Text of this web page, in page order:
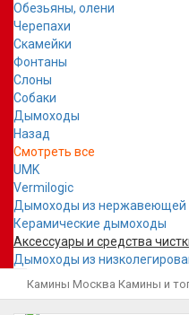
Обезьяны, олени
Черепахи
Скамейки
Фонтаны
Слоны
Собаки
Дымоходы
Назад
Смотреть все
UMK
Vermilogic
Дымоходы из нержавеющей
Керамические дымоходы
Аксессуары и средства
Дымоходы из
Камины Москва Камины и